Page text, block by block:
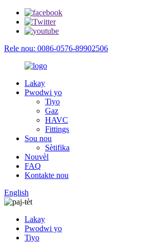
Rele nou: 0086-0576-89902506
Lakay
Pwodwi yo
Tiyo
Gaz
HAVC
Fittings
Sou nou
Sètifika
Nouvèl
FAQ
Kontakte nou
English
Lakay
Pwodwi yo
Tiyo